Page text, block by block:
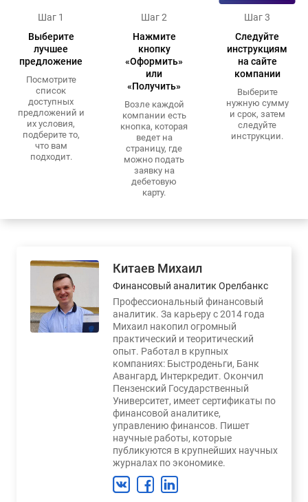
Шаг 1
Выберите
лучшее
предложение
Посмотрите
список
доступных
предложений и
их условия,
подберите то,
что вам
подходит.
Шаг 2
Нажмите
кнопку
«Оформить»
или
«Получить»
Возле каждой
компании есть
кнопка, которая
ведет на
страницу, где
можно подать
заявку на
дебетовую
карту.
Шаг 3
Следуйте
инструкциям
на сайте
компании
Выберите
нужную сумму
и срок, затем
следуйте
инструкции.
Китаев Михаил
Финансовый аналитик Орелбанкс
Профессиональный финансовый
аналитик. За карьеру с 2014 года
Михаил накопил огромный
практический и теоритический
опыт. Работал в крупных
компаниях: Быстроденьги, Банк
Авангард, Интеркредит. Окончил
Пензенский Государственный
Университет, имеет сертификаты по
финансовой аналитике,
управлению финансов. Пишет
научные работы, которые
публикуются в крупнейших научных
журналах по экономике.